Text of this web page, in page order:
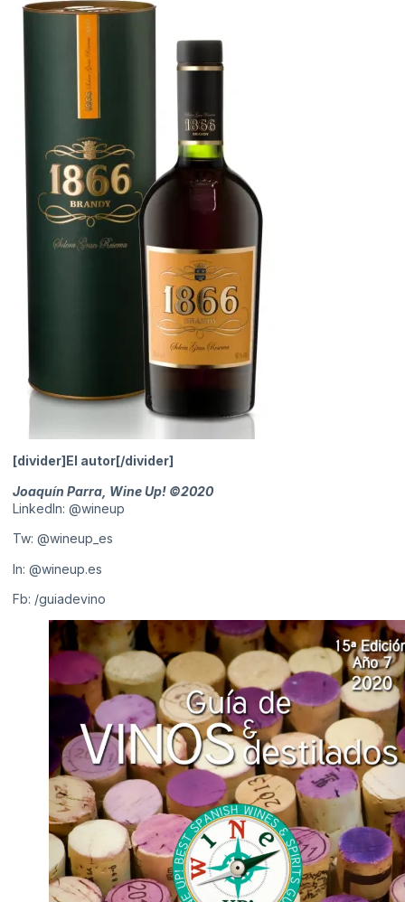
[divider]El autor[/divider]
Joaquín Parra, Wine Up! ©2020
LinkedIn: @wineup
Tw: @wineup_es
In: @wineup.es
Fb: /guiadevino